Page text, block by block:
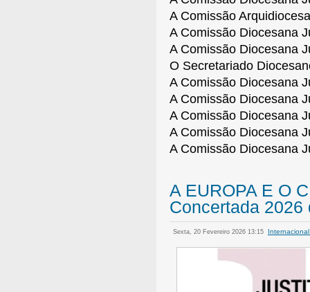
A Comissão
A Comissão Diocesana
A Comissão Diocesana
O Secretariado
A Comissão Diocesana
A Comissão Diocesana
A Comissão Diocesana
A Comissão Diocesana
A Comissão Diocesana
A EUROPA E O
Concertada
Sexta, 20 Fevereiro 2026 13:15